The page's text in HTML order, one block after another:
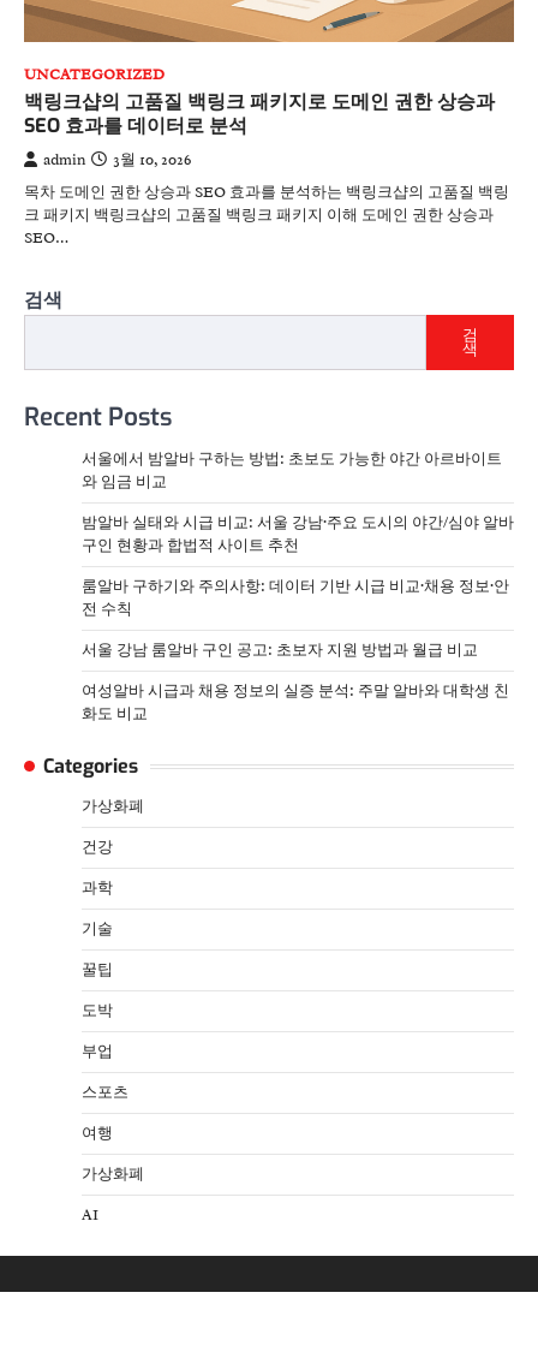
UNCATEGORIZED
백링크샵의 고품질 백링크 패키지로 도메인 권한 상승과
SEO 효과를 데이터로 분석
admin
3월 10, 2026
목차 도메인 권한 상승과 SEO 효과를 분석하는 백링크샵의 고품질 백링
크 패키지 백링크샵의 고품질 백링크 패키지 이해 도메인 권한 상승과
SEO…
검색
검
색
Recent Posts
서울에서 밤알바 구하는 방법: 초보도 가능한 야간 아르바이트
와 임금 비교
밤알바 실태와 시급 비교: 서울 강남·주요 도시의 야간/심야 알바
구인 현황과 합법적 사이트 추천
룸알바 구하기와 주의사항: 데이터 기반 시급 비교·채용 정보·안
전 수칙
서울 강남 룸알바 구인 공고: 초보자 지원 방법과 월급 비교
여성알바 시급과 채용 정보의 실증 분석: 주말 알바와 대학생 친
화도 비교
Categories
가상화폐
건강
과학
기술
꿀팁
도박
부업
스포츠
여행
가상화폐
AI